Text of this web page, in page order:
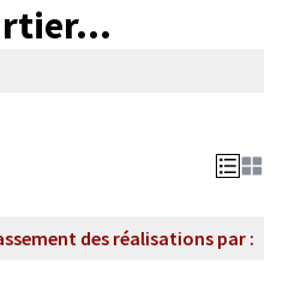
des réalisations par :